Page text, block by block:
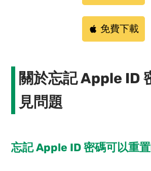
免費下載
關於忘記 Apple ID
見問題
忘記 Apple ID 密碼可以重置